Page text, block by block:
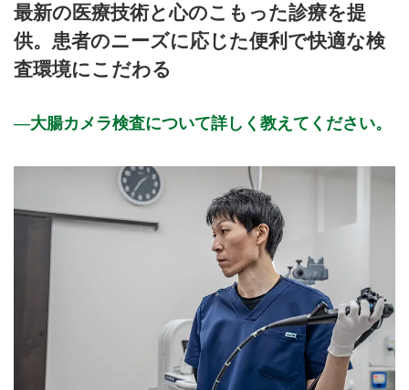
9:00～12:00
●
●
9:00～12:30
● ●
●
15:00～17:30
●
休診日: 火、日、祝
機関ホームページ、またはお電話にてご確認ください。
>>病院なびで医療機関の詳細を見る
公式HPはこちら
初診受付
最新の医療技術と心のこもった診療を提
供。患者のニーズに応じた便利で快適な検
査環境にこだわる
大腸カメラ検査について詳しく教えてください。